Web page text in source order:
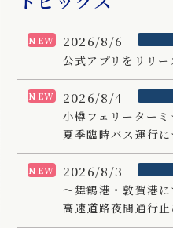
NEW 2026/8/6
公式アプリをリリー
NEW 2026/8/4
小樽フェリーター
夏季臨時バス運行
NEW 2026/8/3
～舞鶴港・敦賀港
高速道路夜間通行